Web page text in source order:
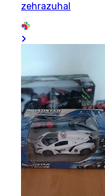
zehrazuhal